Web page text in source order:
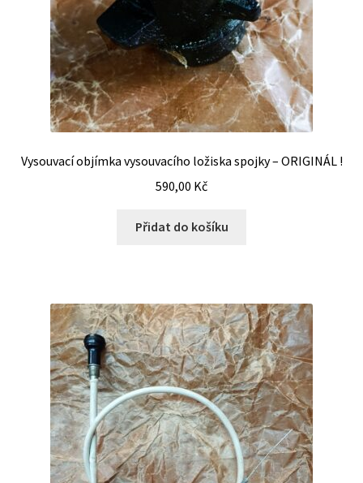
Vysouvací objímka vysouvacího ložiska spojky – ORIGINÁL !
590,00 Kč
Přidat do košíku